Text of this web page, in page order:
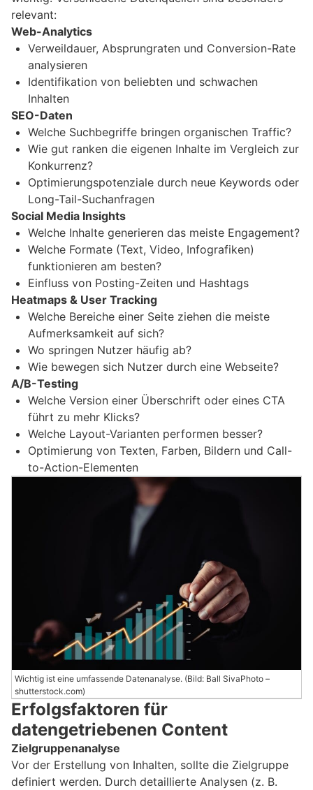
relevant:
Web-Analytics
Verweildauer, Absprungraten und Conversion-Rate
analysieren
Identifikation von beliebten und schwachen
Inhalten
SEO-Daten
Welche Suchbegriffe bringen organischen Traffic?
Wie gut ranken die eigenen Inhalte im Vergleich zur
Konkurrenz?
Optimierungspotenziale durch neue Keywords oder
Long-Tail-Suchanfragen
Social Media Insights
Welche Inhalte generieren das meiste Engagement?
Welche Formate (Text, Video, Infografiken)
funktionieren am besten?
Einfluss von Posting-Zeiten und Hashtags
Heatmaps & User Tracking
Welche Bereiche einer Seite ziehen die meiste
Aufmerksamkeit auf sich?
Wo springen Nutzer häufig ab?
Wie bewegen sich Nutzer durch eine Webseite?
A/B-Testing
Welche Version einer Überschrift oder eines CTA
führt zu mehr Klicks?
Welche Layout-Varianten performen besser?
Optimierung von Texten, Farben, Bildern und Call-
to-Action-Elementen
Wichtig ist eine umfassende Datenanalyse. (Bild: Ball SivaPhoto –
shutterstock.com)
Erfolgsfaktoren für
datengetriebenen Content
Zielgruppenanalyse
Vor der Erstellung von Inhalten, sollte die Zielgruppe
definiert werden. Durch detaillierte Analysen (z. B.